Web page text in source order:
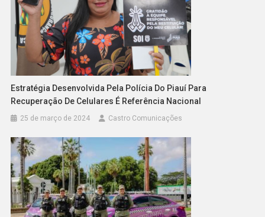
Estratégia Desenvolvida Pela Polícia Do Piauí Para
Recuperação De Celulares É Referência Nacional
25 de março de 2024 Castro Comunicações